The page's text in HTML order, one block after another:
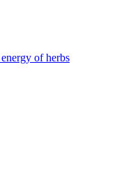
of herbs